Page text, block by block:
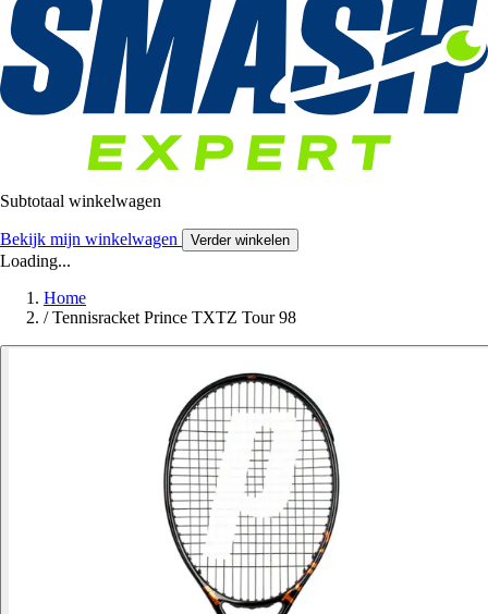
Subtotaal winkelwagen
Bekijk mijn winkelwagen Verder winkelen
Loading...
Home
/ Tennisracket Prince TXTZ Tour 98